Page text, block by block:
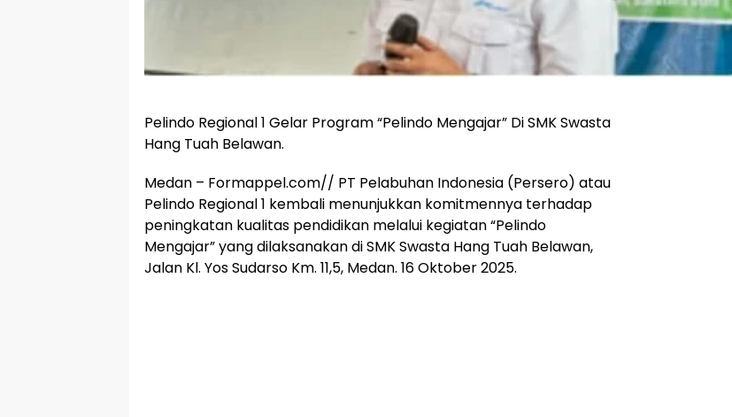
Pelindo Regional 1 Gelar Program “Pelindo Mengajar” Di SMK Swasta
Hang Tuah Belawan.
Medan – Formappel.com// PT Pelabuhan Indonesia (Persero) atau
Pelindo Regional 1 kembali menunjukkan komitmennya terhadap
peningkatan kualitas pendidikan melalui kegiatan “Pelindo
Mengajar” yang dilaksanakan di SMK Swasta Hang Tuah Belawan,
Jalan Kl. Yos Sudarso Km. 11,5, Medan. 16 Oktober 2025.